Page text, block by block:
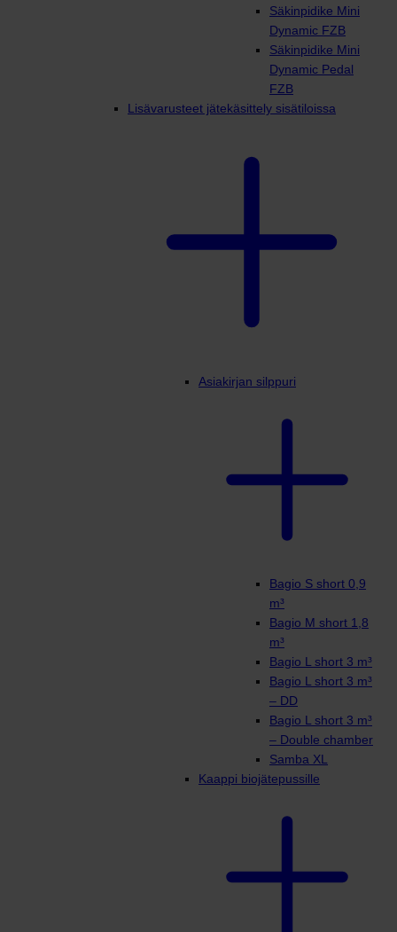
Säkinpidike Mini
Dynamic FZB
Säkinpidike Mini
Dynamic Pedal
FZB
Lisävarusteet jätekäsittely sisätiloissa
Asiakirjan silppuri
Bagio S short 0,9
m³
Bagio M short 1,8
m³
Bagio L short 3 m³
Bagio L short 3 m³
– DD
Bagio L short 3 m³
– Double chamber
Samba XL
Kaappi biojätepussille